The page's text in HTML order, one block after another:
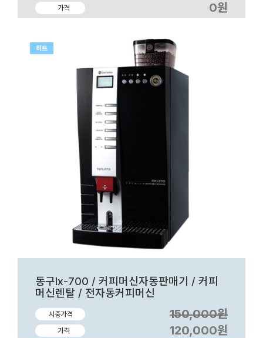
가격 0원
동구lx-700 / 커피머신자동판매기 / 커피
머신렌탈 / 전자동커피머신
시중가격 150,000원
가격 120,000원
히트